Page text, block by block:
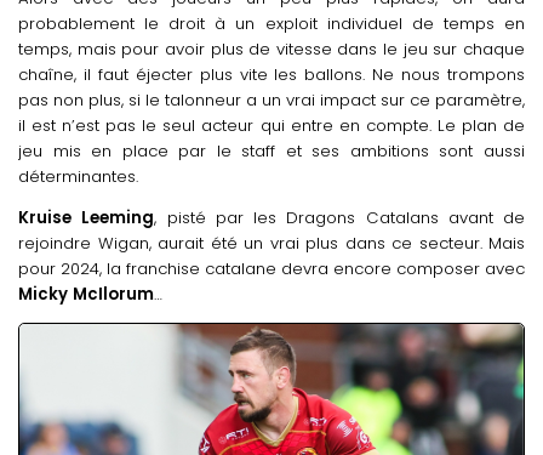
probablement le droit à un exploit individuel de temps en
temps, mais pour avoir plus de vitesse dans le jeu sur chaque
chaîne, il faut éjecter plus vite les ballons. Ne nous trompons
pas non plus, si le talonneur a un vrai impact sur ce paramètre,
il est n’est pas le seul acteur qui entre en compte. Le plan de
jeu mis en place par le staff et ses ambitions sont aussi
déterminantes.
Kruise Leeming, pisté par les Dragons Catalans avant de
rejoindre Wigan, aurait été un vrai plus dans ce secteur. Mais
pour 2024, la franchise catalane devra encore composer avec
Micky McIlorum…